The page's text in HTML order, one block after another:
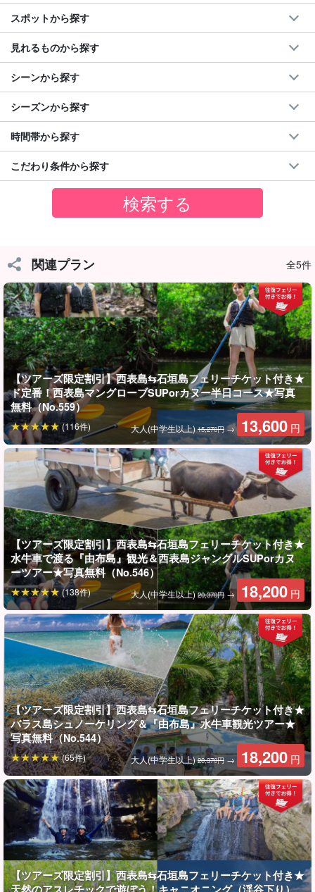
フェリーチケット付きでかなりお得！
ツアーズ限定のセットプラン一覧はこちら
⬇︎おすすめのセットプランはこちら
所要時間：約9時間
円
【ツアーズ限定割引】西表島⇆石垣島フェリーチケッ
車観光ツアー★写真無料（No.544）
開始時間：8:00〜17:55
所要時間：約9時間
18,200
グルSUPorカヌーツアー★写真無料（No.546）
開始時間：8:00〜17:55
20,370円→ 18,200円
西表島（上原港）航路は欠航になりやすい！
上原航路のフェリーが欠航の場合は...
西表島（上原港）航路は、北風の影響を受けやすい事もあり欠航
になりやすいです。
西表島（上原港）行きのフェリーが欠航になった場合は、西表島
（大原港）を経由して臨時送迎バスで上原港へお送り致します。
フェリー欠航時についてもっと詳しくはこちら
スポットから探す
見れるものから探す
シーンから探す
シーズンから探す
時間帯から探す
こだわり条件から探す
関連プラン 全5件
【ツアーズ限定割引】西表島⇆石垣島フェリーチケット付き★
ド定番！西表島マングローブSUPorカヌー半日コース★写真
無料（No.559）
大人(中学生以上)15,270円→ 13,600 円
(116件)
【ツアーズ限定割引】西表島⇆石垣島フェリーチケット付き★
水牛車で渡る『由布島』観光＆西表島ジャングルSUPorカヌ
ーツアー★写真無料（No.546）
大人(中学生以上)20,370円 → 18,200 円
(138件)
【ツアーズ限定割引】西表島⇆石垣島フェリーチケット付き★
バラス島シュノーケリング＆『由布島』水牛車観光ツアー★
写真無料（No.544）
大人(中学生以上)20,370円→ 18,200 円
(65件)
【ツアーズ限定割引】西表島⇆石垣島フェリーチケット付き★
天然のアスレチックで遊ぼう！キャニオニング（渓谷下り）